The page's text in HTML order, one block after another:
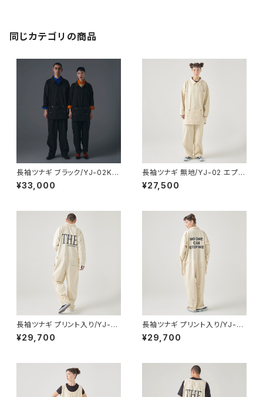
同じカテゴリの商品
長袖ツナギ ブラック/YJ-02K
エプロン付き
¥33,000
長袖ツナギ 無地/YJ-02 エプロ
ン付き
¥27,500
長袖ツナギ プリント入り/YJ-02
_The エプロン付き
¥29,700
長袖ツナギ プリント入り/YJ-02
_NO ONE エプロン付き
¥29,700